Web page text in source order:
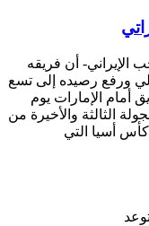
الإيراني- أن فريقه
ورفع رصيده إلى تسع
أمام الإمارات يوم
الثالثة والأخيرة من
كأس أسيا التي